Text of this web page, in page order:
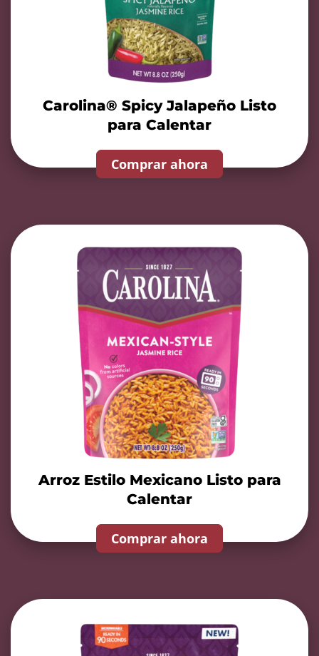
Carolina® Spicy Jalapeño Listo
para Calentar
Comprar ahora
Arroz Estilo Mexicano Listo para
Calentar
Comprar ahora